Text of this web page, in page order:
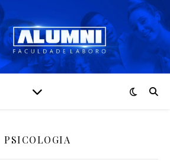
PSICOLOGIA